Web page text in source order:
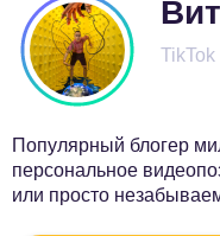
TikTok
Популярный блогер
персональное
или просто